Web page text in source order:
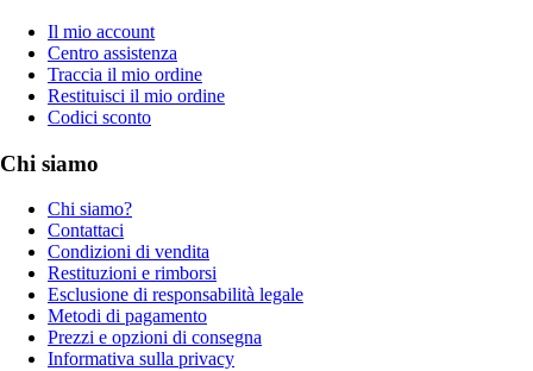
Il mio account
Centro assistenza
Traccia il mio ordine
Restituisci il mio ordine
Codici sconto
Chi siamo
Chi siamo?
Contattaci
Condizioni di vendita
Restituzioni e rimborsi
Esclusione di responsabilità legale
Metodi di pagamento
Prezzi e opzioni di consegna
Informativa sulla privacy